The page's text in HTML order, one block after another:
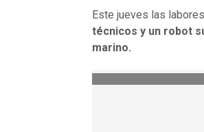
Este jueves las
técnicos y un robot
marino.